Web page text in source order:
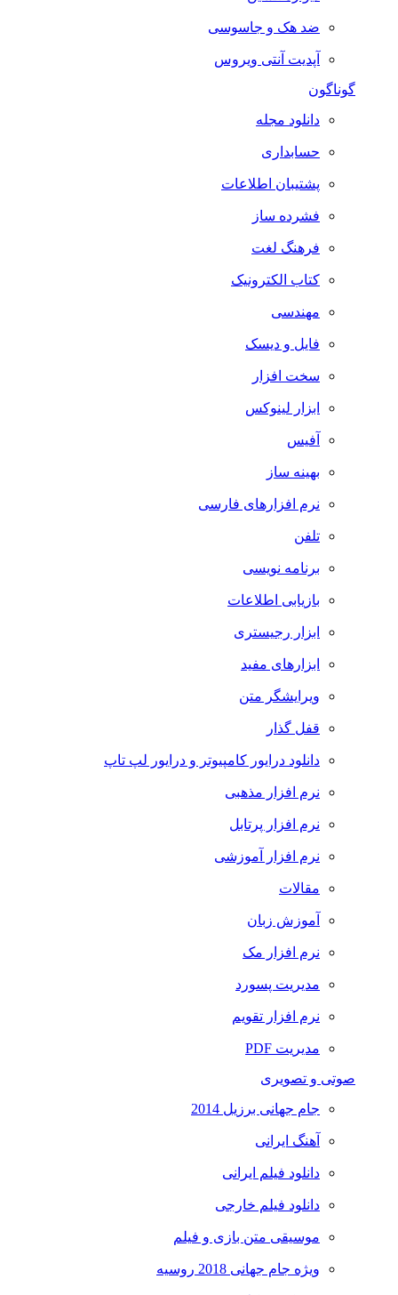
ضد هک و جاسوسی
آپدیت آنتی ویروس
گوناگون
دانلود مجله
حسابداری
پشتیبان اطلاعات
فشرده ساز
فرهنگ لغت
کتاب الکترونیک
مهندسی
فایل و دیسک
سخت افزار
ابزار لینوکس
آفیس
بهینه ساز
نرم افزارهای فارسی
تلفن
برنامه نویسی
بازیابی اطلاعات
ابزار رجیستری
ابزارهای مفید
ویرایشگر متن
قفل گذار
دانلود درایور کامپیوتر و درایور لپ تاپ
نرم افزار مذهبی
نرم افزار پرتابل
نرم افزار آموزشی
مقالات
آموزش زبان
نرم افزار مک
مدیریت پسورد
نرم افزار تقویم
مدیریت PDF
صوتی و تصویری
جام جهانی برزیل 2014
آهنگ ایرانی
دانلود فیلم ایرانی
دانلود فیلم خارجی
موسیقی متن بازی و فیلم
ویژه جام جهانی 2018 روسیه